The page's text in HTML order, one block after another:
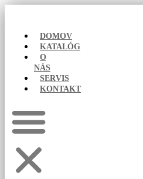
DOMOV
KATALÓG
O
NÁS
SERVIS
KONTAKT